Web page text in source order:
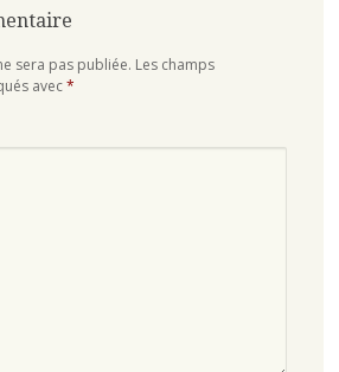
sera pas publiée. Les champs
avec*